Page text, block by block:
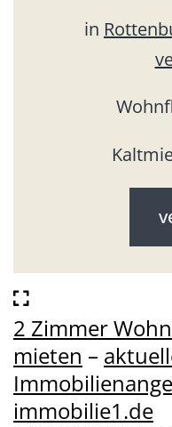
in
2 Zimmer
mieten –
immobilie1.de